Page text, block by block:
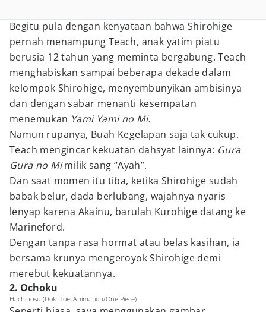
Begitu pula dengan kenyataan bahwa Shirohige
pernah menampung Teach, anak yatim piatu
berusia 12 tahun yang meminta bergabung. Teach
menghabiskan sampai beberapa dekade dalam
kelompok Shirohige, menyembunyikan ambisinya
dan dengan sabar menanti kesempatan
menemukan Yami Yami no Mi.
Namun rupanya, Buah Kegelapan saja tak cukup.
Teach mengincar kekuatan dahsyat lainnya: Gura
Gura no Mimilik sang “Ayah”.
Dan saat momen itu tiba, ketika Shirohige sudah
babak belur, dada berlubang, wajahnya nyaris
lenyap karena Akainu, barulah Kurohige datang ke
Marineford.
Dengan tanpa rasa hormat atau belas kasihan, ia
bersama krunya mengeroyok Shirohige demi
merebut kekuatannya.
2. Ochoku
Hachinosu (Dok. Toei Animation/One Piece)